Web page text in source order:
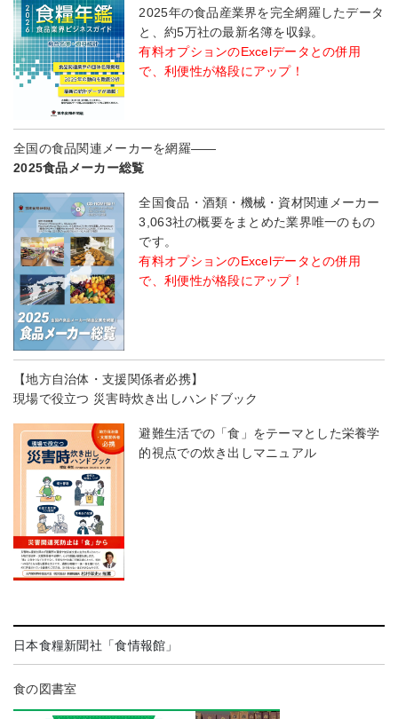
2025年の食品産業界を完全網羅したデータ
と、約5万社の最新名簿を収録。
有料オプションのExcelデータとの併用
で、利便性が格段にアップ！
全国の食品関連メーカーを網羅――
2025食品メーカー総覧
全国食品・酒類・機械・資材関連メーカー
3,063社の概要をまとめた業界唯一のもの
です。
有料オプションのExcelデータとの併用
で、利便性が格段にアップ！
【地方自治体・支援関係者必携】
現場で役立つ 災害時炊き出しハンドブック
避難生活での「食」をテーマとした栄養学
的視点での炊き出しマニュアル
日本食糧新聞社「食情報館」
食の図書室